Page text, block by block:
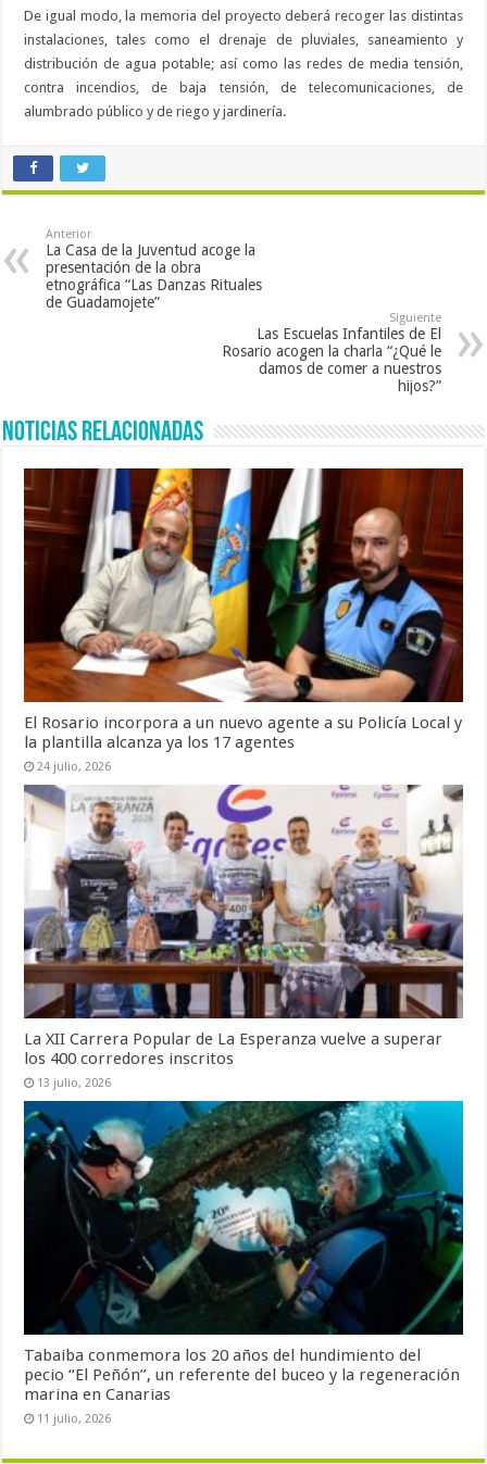
De igual modo, la memoria del proyecto deberá recoger las distintas
instalaciones, tales como el drenaje de pluviales, saneamiento y
distribución de agua potable; así como las redes de media tensión,
contra incendios, de baja tensión, de telecomunicaciones, de
alumbrado público y de riego y jardinería.
Anterior
La Casa de la Juventud acoge la
presentación de la obra
etnográfica “Las Danzas Rituales
de Guadamojete”
Siguiente
Las Escuelas Infantiles de El
Rosario acogen la charla “¿Qué le
damos de comer a nuestros
hijos?”
Noticias Relacionadas
El Rosario incorpora a un nuevo agente a su Policía Local y
la plantilla alcanza ya los 17 agentes
24 julio, 2026
La XII Carrera Popular de La Esperanza vuelve a superar
los 400 corredores inscritos
13 julio, 2026
Tabaiba conmemora los 20 años del hundimiento del
pecio “El Peñón”, un referente del buceo y la regeneración
marina en Canarias
11 julio, 2026